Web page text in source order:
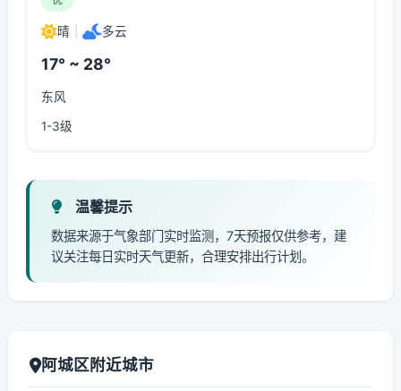
晴 多云
17° ~ 28°
东风
1-3级
温馨提示
数据来源于气象部门实时监测，7天预报仅供参考，建
议关注每日实时天气更新，合理安排出行计划。
阿城区附近城市